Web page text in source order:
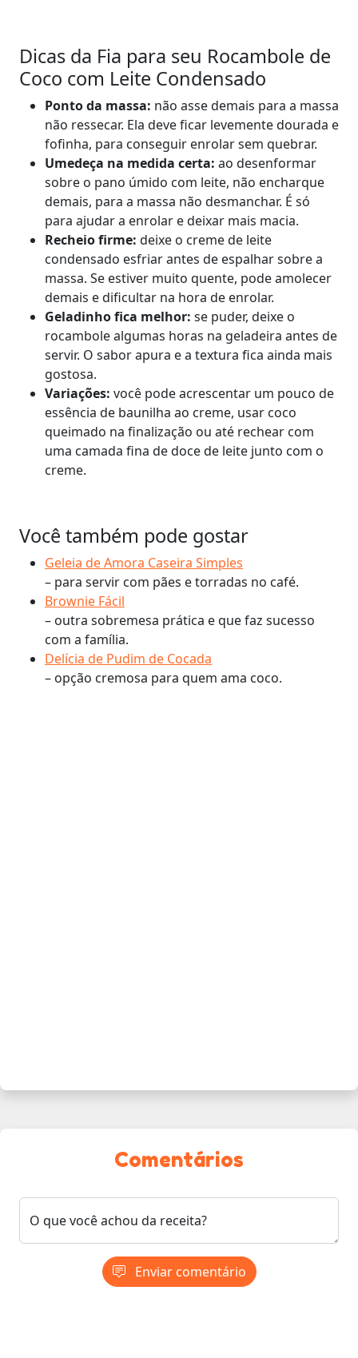
Dicas da Fia para seu Rocambole de
Coco com Leite Condensado
Ponto da massa: não asse demais para a massa
não ressecar. Ela deve ficar levemente dourada e
fofinha, para conseguir enrolar sem quebrar.
Umedeça na medida certa: ao desenformar
sobre o pano úmido com leite, não encharque
demais, para a massa não desmanchar. É só
para ajudar a enrolar e deixar mais macia.
Recheio firme: deixe o creme de leite
condensado esfriar antes de espalhar sobre a
massa. Se estiver muito quente, pode amolecer
demais e dificultar na hora de enrolar.
Geladinho fica melhor: se puder, deixe o
rocambole algumas horas na geladeira antes de
servir. O sabor apura e a textura fica ainda mais
gostosa.
Variações: você pode acrescentar um pouco de
essência de baunilha ao creme, usar coco
queimado na finalização ou até rechear com
uma camada fina de doce de leite junto com o
creme.
Você também pode gostar
Geleia de Amora Caseira Simples
– para servir com pães e torradas no café.
Brownie Fácil
– outra sobremesa prática e que faz sucesso
com a família.
Delícia de Pudim de Cocada
– opção cremosa para quem ama coco.
Comentários
O que você achou da receita?
Enviar comentário